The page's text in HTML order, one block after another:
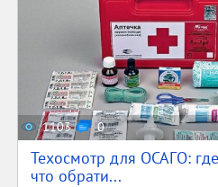
1103 0
Техосмотр для ОСАГО:
что обрати...